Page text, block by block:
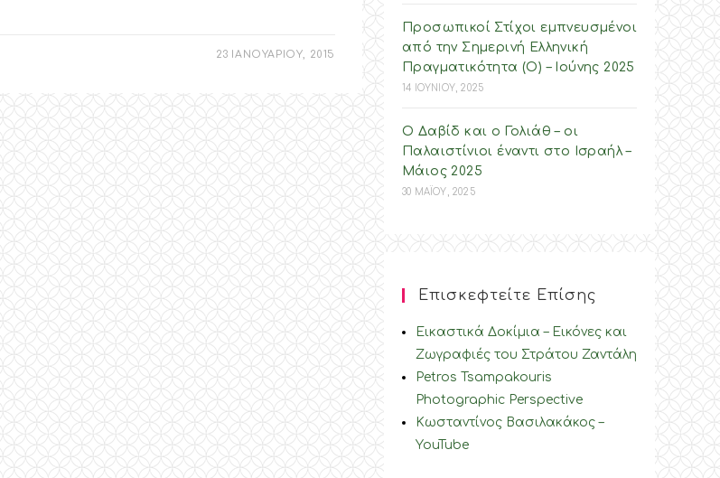
23 ΙΑΝΟΥΑΡΙΟΥ, 2015
Προσωπικοί Στίχοι εμπνευσμένοι
από την Σημερινή Ελληνική
Πραγματικότητα (O) – Ιούνης 2025
14 ΙΟΥΝΙΟΥ, 2025
Ο Δαβίδ και ο Γολιάθ – οι
Παλαιστίνιοι έναντι στο Ισραήλ –
Mάιος 2025
30 ΜΑΪΟΥ, 2025
Επισκεφτείτε Επίσης
Εικαστικά Δοκίμια – Εικόνες και
Ζωγραφιές του Στράτου Ζαντάλη
Petros Tsampakouris
Photographic Perspective
Κωσταντίνος Βασιλακάκος –
YouTube